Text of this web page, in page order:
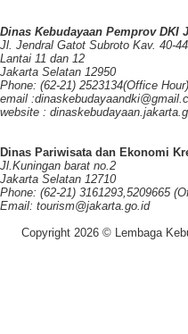
Dinas Kebudayaan Pemprov DKI
Jl. Jendral Gatot Subroto Kav. 40-44
Lantai 11 dan 12
Jakarta Selatan 12950
Phone: (62-21) 2523134(Office Hour)
email
website :
Dinas Pariwisata dan Ekonomi
Jl.Kuningan barat no.2
Jakarta Selatan 12710
Phone: (62-21) 3161293,5209665
Email: tourism@jakarta.go.id
Copyright 2026 © Lembaga